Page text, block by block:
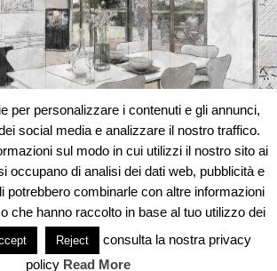
Cookie Policy Termini utilizzo
Novara - 348 7376942 - WordPress Theme by
per personalizzare i contenuti e gli annunci,
social media e analizzare il nostro traffico.
sul modo in cui utilizzi il nostro sito ai
occupano di analisi dei dati web, pubblicità e
potrebbero combinarle con altre informazioni
che hanno raccolto in base al tuo utilizzo dei
Reject
consulta la nostra privacy
policy Read More